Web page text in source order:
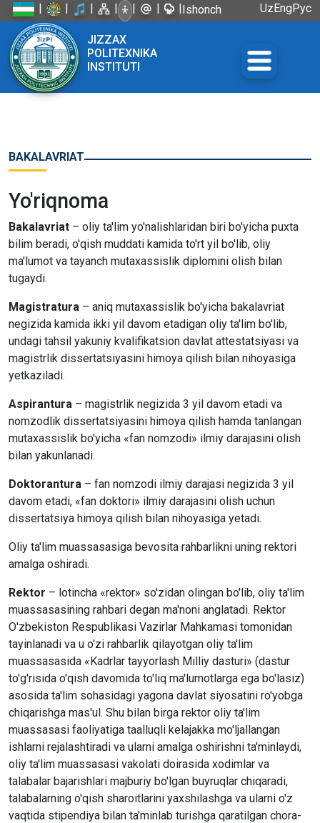
| | | | | | |Ishonch
UzEngРус
JIZZAX
POLITEXNIKA
INSTITUTI
BAKALAVRIAT
Yo'riqnoma
Bakalavriat – oliy ta'lim yo'nalishlaridan biri bo'yicha puxta
bilim beradi, o'qish muddati kamida to'rt yil bo'lib, oliy
ma'lumot va tayanch mutaxassislik diplomini olish bilan
tugaydi.
Magistratura – aniq mutaxassislik bo'yicha bakalavriat
negizida kamida ikki yil davom etadigan oliy ta'lim bo'lib,
undagi tahsil yakuniy kvalifikatsion davlat attestatsiyasi va
magistrlik dissertatsiyasini himoya qilish bilan nihoyasiga
yetkaziladi.
Aspirantura – magistrlik negizida 3 yil davom etadi va
nomzodlik dissertatsiyasini himoya qilish hamda tanlangan
mutaxassislik bo'yicha «fan nomzodi» ilmiy darajasini olish
bilan yakunlanadi.
Doktorantura – fan nomzodi ilmiy darajasi negizida 3 yil
davom etadi, «fan doktori» ilmiy darajasini olish uchun
dissertatsiya himoya qilish bilan nihoyasiga yetadi.
Oliy ta'lim muassasasiga bevosita rahbarlikni uning rektori
amalga oshiradi.
Rektor – lotincha «rektor» so'zidan olingan bo'lib, oliy ta'lim
muassasasining rahbari degan ma'noni anglatadi. Rektor
O'zbekiston Respublikasi Vazirlar Mahkamasi tomonidan
tayinlanadi va u o'zi rahbarlik qilayotgan oliy ta'lim
muassasasida «Kadrlar tayyorlash Milliy dasturi» (dastur
to'g'risida o'qish davomida to'liq ma'lumotlarga ega bo'lasiz)
asosida ta'lim sohasidagi yagona davlat siyosatini ro'yobga
chiqarishga mas'ul. Shu bilan birga rektor oliy ta'lim
muassasasi faoliyatiga taalluqli kelajakka mo'ljallangan
ishlarni rejalashtiradi va ularni amalga oshirishni ta'minlaydi,
oliy ta'lim muassasasi vakolati doirasida xodimlar va
talabalar bajarishlari majburiy bo'lgan buyruqlar chiqaradi,
talabalarning o'qish sharoitlarini yaxshilashga va ularni o'z
vaqtida stipendiya bilan ta'minlab turishga qaratilgan chora-